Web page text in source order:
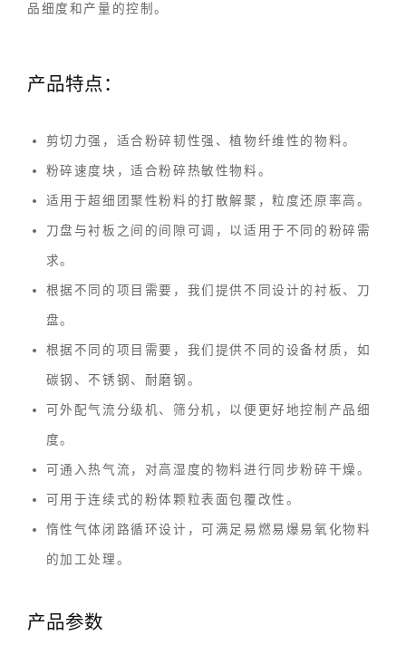
品细度和产量的控制。
产品特点：
剪切力强，适合粉碎韧性强、植物纤维性的物料。
粉碎速度块，适合粉碎热敏性物料。
适用于超细团聚性粉料的打散解聚，粒度还原率高。
刀盘与衬板之间的间隙可调，以适用于不同的粉碎需
求。
根据不同的项目需要，我们提供不同设计的衬板、刀
盘。
根据不同的项目需要，我们提供不同的设备材质，如
碳钢、不锈钢、耐磨钢。
可外配气流分级机、筛分机，以便更好地控制产品细
度。
可通入热气流，对高湿度的物料进行同步粉碎干燥。
可用于连续式的粉体颗粒表面包覆改性。
惰性气体闭路循环设计，可满足易燃易爆易氧化物料
的加工处理。
产品参数